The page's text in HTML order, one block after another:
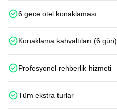
6 gece otel konaklaması
Konaklama kahvaltıları (6 gün)
Profesyonel rehberlik hizmeti
Tüm ekstra turlar